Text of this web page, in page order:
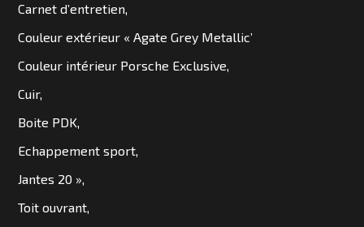
ENGAGEMENTS
QUI
?
CONTACT
Carnet d’entretien,
Couleur extérieur « Agate Grey Metallic’
Couleur intérieur Porsche Exclusive,
Cuir,
Boite PDK,
Echappement sport,
Jantes 20 »,
Toit ouvrant,